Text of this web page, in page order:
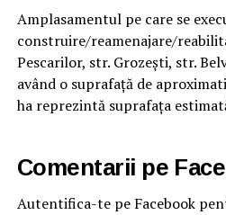
Amplasamentul pe care se
construire/reamenajare/
Pescarilor, str. Grozești, str.
având o suprafață de
ha reprezintă suprafața
Comentarii pe
Autentifica-te pe Facebook